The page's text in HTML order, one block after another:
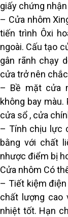
giấy chứng
– Cửa nhôm
tiến trình Ôxi
ngoài. Cấu tạo
gân rãnh chạy
cửa trở nên
– Bề mặt cửa
không bay
cửa sổ , cửa
– Tính chịu lực
bằng với chất
nhược điểm bị
Cửa nhôm Có
– Tiết kiệm điện
chất lượng cao
nhiệt tốt. Hạn